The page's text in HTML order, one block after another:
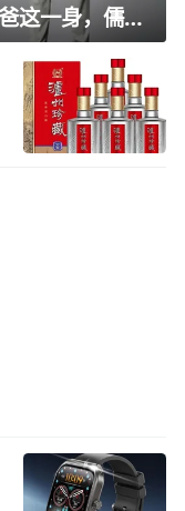
百元出头买一套！父亲节送爸爸这一身，儒雅有型还凉爽